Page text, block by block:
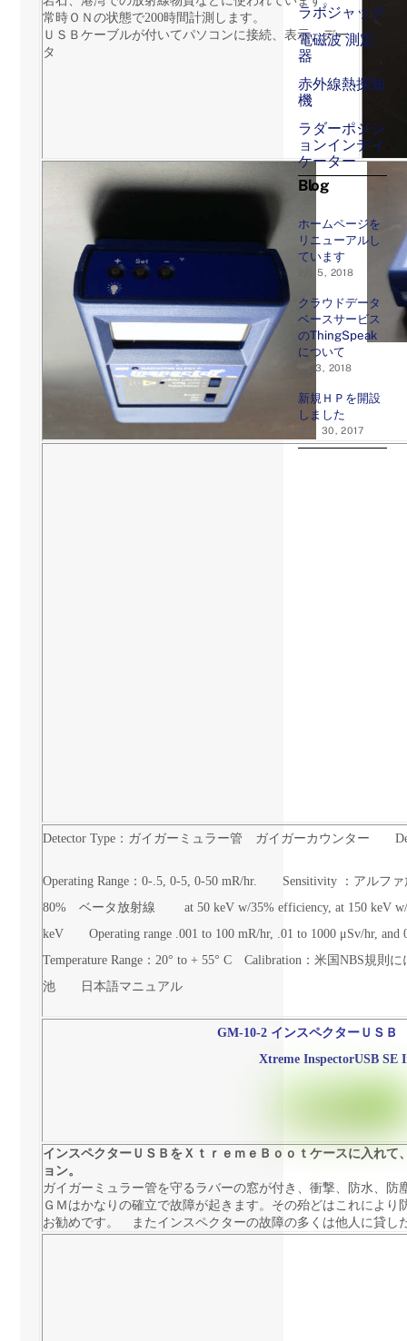
常時ＯＮの状態で200時間計測します。
ＵＳＢケーブルが付いてパソコンに接続、表示、デー
タ
Detector Type：ガイガーミュラー管 ガイガーカウンター
Operating Range：0-.5, 0-5, 0-50 mR/hr. Sensitivity ：アルフ
80% ベータ放射線 at 50 keV w/35% efficiency, at 150 keV
keV Operating range .001 to 100 mR/hr, .01 to 1000 μSv/hr, and
Temperature Range： 20° to + 55° CCalibration：米国NBS規
池
日本語マニュアル
GM-10-2 インスペクターＵＳ
Xtreme InspectorUSB SE
インスペクターＵＳＢをＸｔｒｅｍｅＢｏｏｔケースに入れ
ョン。
ガイガーミュラー管を守るラバーの窓が付き、衝撃、防水、防
ＧＭはかなりの確立で故障が起きます。その殆どはこれにより
お勧めです。 またインスペクターの故障の多くは他人に貸し
ラボジャック
電磁波 測定
器
赤外線熱探知
機
ラダーポジシ
ョンインディ
ケーター
Blog
ホームページを
リニューアルし
ています
2月 5, 2018
クラウドデータ
ベースサービス
のThingSpeak
について
1月 3, 2018
新規ＨＰを開設
しました
12月 30, 2017